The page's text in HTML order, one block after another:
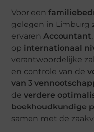
Voor een
gelegen in Limburg
ervarenAccountant
op internationaal
verantwoordelijke
en controle van de
van 3
deverdere
boekhoudkundige
samen met de